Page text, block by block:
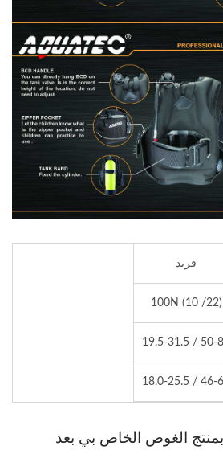
فريد
100N (10 /22)
50-80 /
46-65 /
الغوص الخاص بي بعد